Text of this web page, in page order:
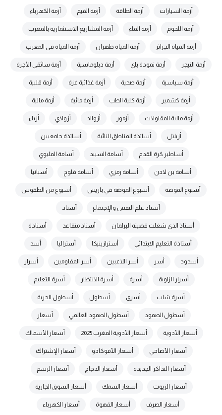
أزمة السيارات أزمة الطاقة أزمة القيم أزمة الكهرباء
أزمة اللحوم أزمة الماء أزمة المشاريع الاستثمارية بالمغرب
أزمة المياه الجزائر أزمة المياه طهران أزمة المياه في المغرب
أزمة النيجر أزمة تمودة باي أزمة دبلوماسية أزمة سائقي الأجرة
أزمة سياسية أزمة صحية أزمة غذائية غزة أزمة قلبية
أزمة كشمير أزمة كلية الطب أزمة مائية أزمة مالية
أزمة مالية المقاولات أزمور أزوااد أزولاي أزياء
أزيلال أساتذة المناطق النائية أساتذة جامعيين
أساطير كرة القدم أسامة السيبد أسامة المليوي
أسامة بن لادن أسامة رمزي أسامة فلوح أسبانيا
أسبوع الموضة أسبوع الموضة في باريس أسبوع من الطقوس
أستاد علم النفس والإجتماع أستاذ
أستاذ الذي شغلت قضيته البرلمان أستاذ متقاعد أستاذة
أستاذة التعليم الابتدائي أسترازينيكا أستراليا أسد
أسدود أسر أسر اللاعبين أسر المقاومين أسرار
أسرار الزاوية أسرة أسرة الانتظار أسرة التعليم
أسرة شاب أسرى أسطول أسطول الحرية
أسطول الصمود أسطول الصمود العالمي أسعار
أسعار الأدوية أسعار الأدوية المغرب 2025 أسعار الأسماك
أسعار الأضاحي أسعار الأفوكادو أسعار الإشتراك
أسعار التذاكر الجديدة أسعار الدجاج أسعار الرسم
أسعار الزيوت أسعار السمك أسعار السوق الجارية
أسعار الصرف أسعار القهوة أسعار الكهرباء